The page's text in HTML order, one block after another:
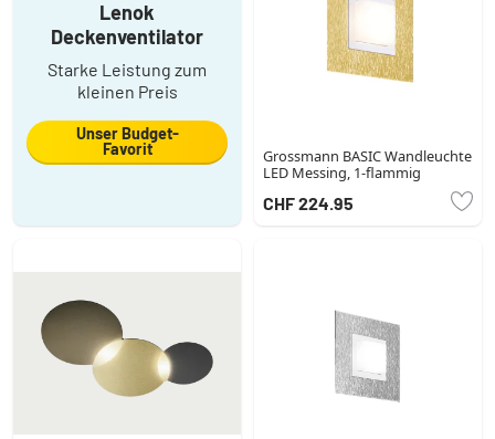
Lenok
Deckenventilator
Starke Leistung zum
kleinen Preis
Unser Budget-
Favorit
Grossmann BASIC Wandleuchte
LED Messing, 1-flammig
CHF 224.95